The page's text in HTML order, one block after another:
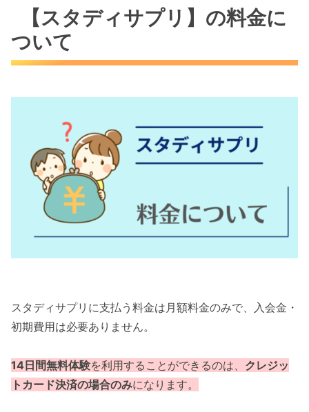
【スタディサプリ】の料金に
ついて
スタディサプリに支払う料金は月額料金のみで、入会金・
初期費用は必要ありません。
14日間無料体験を利用することができるのは
クレジッ
トカード決済の場合のみになります。